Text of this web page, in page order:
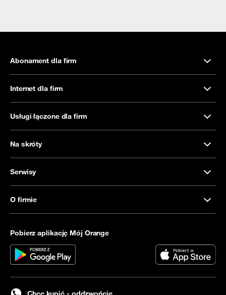
Abonament dla firm
Internet dla firm
Usługi łączone dla firm
Na skróty
Serwisy
O firmie
Pobierz aplikację Mój Orange